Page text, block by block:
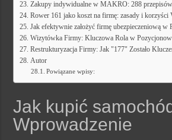
Zakupy indywidualne w MAKRO: 288
Rower 161 jako koszt na firmę: zasady i korzyści
Jak efektywnie założyć firmę ubezpieczeniową w
Wizytówka Firmy: Kluczowa Rola w
Restrukturyzacja Firmy: Jak "177" Zostało
Autor
Powiązane wpisy:
Jak kupić
Wprowadzenie